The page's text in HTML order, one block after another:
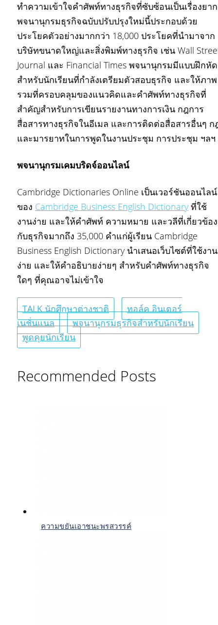
ทำความเข้าใจคำศัพท์ทางธุรกิจที่ซับซ้อนเป็นเรื่องยาก
พจนานุกรมธุรกิจฉบับปรับปรุงใหม่นี้ประกอบด้วย
ประโยคตัวอย่างมากกว่า 18,000 ประโยคที่นำมาจาก
บริษัทขนาดใหญ่และสิ่งพิมพ์ทางธุรกิจ เช่น Wall
Journal และ Financial Times พจนานุกรมมีแบบฝึกหัด
สำหรับนักเรียนที่กำลังเตรียมตัวสอบธุรกิจ และให้ภาพ
รวมที่ครอบคลุมของแนวคิดและคำศัพท์ทางธุรกิจที่
สำคัญสำหรับการเขียนรายงานทางการเงิน กฎการ
สื่อสารทางธุรกิจในอีเมล และการติดต่อสื่อสารอื่นๆ ก
และมารยาทในการพูดในงานประชุม การประชุม ฯลฯ
พจนานุกรมเคมบริดจ์ออนไลน์
Cambridge Dictionaries Online เป็นเวอร์ชันออนไลน์
ของ Cambridge Business English Dictionary ที่ใช้
งานง่าย และให้คำศัพท์ ความหมาย และวลีที่เกี่ยวข้อง
กับธุรกิจมากถึง 35,000 คำแก่ผู้เรียน Cambridge
Business English Dictionary นำเสนอเว็บไซต์ที่ใช้งาน
ง่าย และให้คำอธิบายง่ายๆ สำหรับคำศัพท์ทางธุรกิจ
ใดๆ ที่คุณอาจไม่เข้าใจ
TALK นักศึกษาต่างชาติ
ทอล์ค อินเตอร์
เนชั่นแนล
พจนานุกรมธุรกิจสำหรับนักเรียน
พูดคุยนักเรียน
Recommended Posts
ความขยันเอาชนะพรสวรรค์